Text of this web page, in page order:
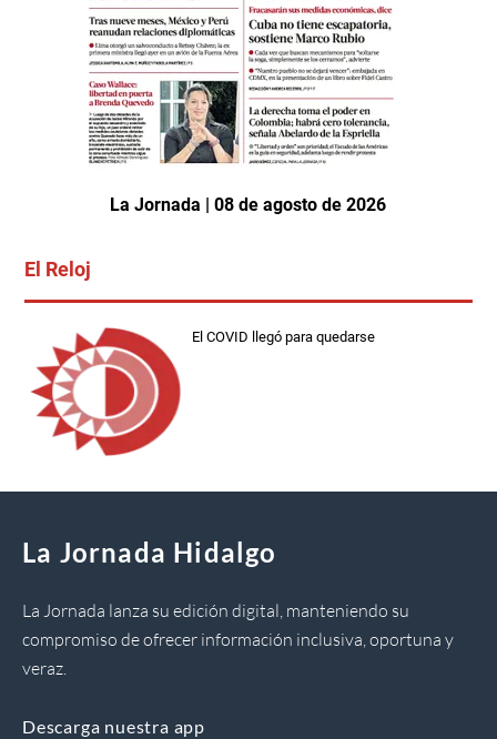
La Jornada | 08 de agosto de 2026
El Reloj
El COVID llegó para quedarse
La Jornada Hidalgo
La Jornada lanza su edición digital, manteniendo su
compromiso de ofrecer información inclusiva, oportuna y
veraz.
Descarga nuestra app